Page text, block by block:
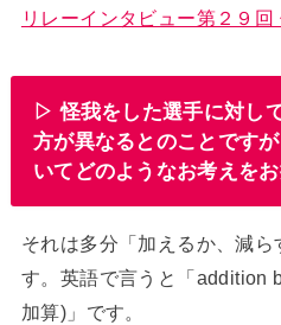
リレーインタビュー第２９回
▷ 怪我をした選手に対し
方が異なるとのことです
いてどのようなお考えを
それは多分「加えるか、減ら
す。英語で言うと「addition
加算)」です。